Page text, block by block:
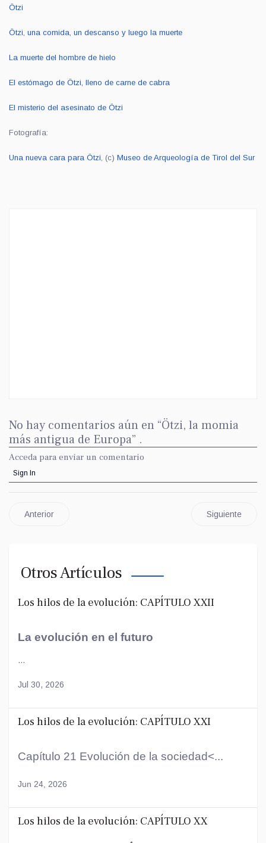
Ötzi
Ötzi, una comida, un descanso y luego la muerte
La muerte del hombre de hielo
El estómago de Ötzi, lleno de carne de cabra
El misterio del asesinato de Ötzi
Fotografía:
Una nueva cara para Ötzi, (c) Museo de Arqueología de Tirol del Sur
No hay comentarios aún en “Ötzi, la momia
más antigua de Europa” .
Acceda para enviar un comentario
Sign In
Anterior Siguiente
Otros Artículos
Los hilos de la evolución: CAPÍTULO XXII
La evolución en el futuro
...
Jul 30, 2026
Los hilos de la evolución: CAPÍTULO XXI
Capítulo 21 Evolución de la sociedad<...
Jun 24, 2026
Los hilos de la evolución: CAPÍTULO XX